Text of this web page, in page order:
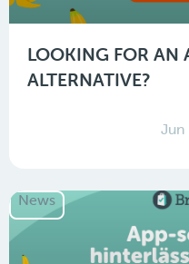
LOOKING FOR AN
ALTERNATIVE?
Jun
News